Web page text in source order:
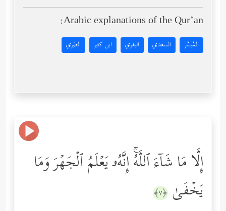
Arabic explanations of the Qur’an:
المُيسَّر السعدي البغوي ابن كثير الطبري
إِلَّا مَا شَاۤءَ ٱللَّهُۚ إِنَّهُۥ یَعۡلَمُ ٱلۡجَهۡرَ وَمَا
یَخۡفَىٰ ﴿٧﴾